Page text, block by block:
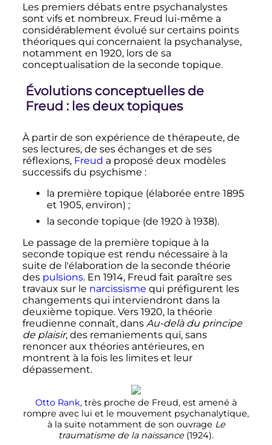
Les premiers débats entre psychanalystes
sont vifs et nombreux. Freud lui-même a
considérablement évolué sur certains points
théoriques qui concernaient la psychanalyse,
notamment en 1920, lors de sa
conceptualisation de la seconde topique.
Évolutions conceptuelles de
Freud : les deux topiques
À partir de son expérience de thérapeute, de
ses lectures, de ses échanges et de ses
réflexions, Freud a proposé deux modèles
successifs du psychisme :
la première topique (élaborée entre 1895
et 1905, environ) ;
la seconde topique (de 1920 à 1938).
Le passage de la première topique à la
seconde topique est rendu nécessaire à la
suite de l'élaboration de la seconde théorie
des pulsions. En 1914, Freud fait paraître ses
travaux sur le narcissisme qui préfigurent les
changements qui interviendront dans la
deuxième topique. Vers 1920, la théorie
freudienne connaît, dans Au-delà du principe
de plaisir, des remaniements qui, sans
renoncer aux théories antérieures, en
montrent à la fois les limites et leur
dépassement.
Otto Rank, très proche de Freud, est amené à
rompre avec lui et le mouvement psychanalytique,
à la suite notamment de son ouvrage Le
traumatisme de la naissance (1924).